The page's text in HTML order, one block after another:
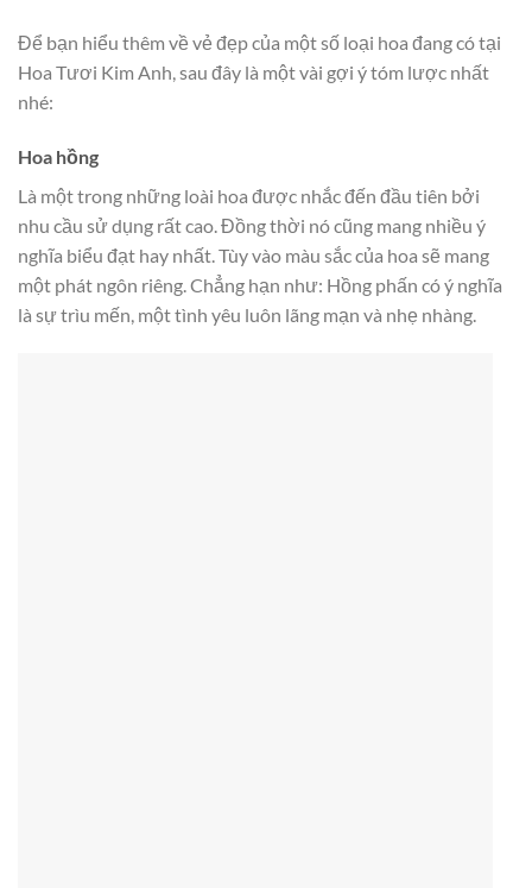
Để bạn hiểu thêm về vẻ đẹp của một số loại hoa đang có tại
Hoa Tươi Kim Anh, sau đây là một vài gợi ý tóm lược nhất
nhé:
Hoa hồng
Là một trong những loài hoa được nhắc đến đầu tiên bởi
nhu cầu sử dụng rất cao. Đồng thời nó cũng mang nhiều ý
nghĩa biểu đạt hay nhất. Tùy vào màu sắc của hoa sẽ mang
một phát ngôn riêng. Chẳng hạn như: Hồng phấn có ý nghĩa
là sự trìu mến, một tình yêu luôn lãng mạn và nhẹ nhàng.